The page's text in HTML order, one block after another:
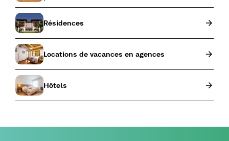
Résidences
Locations de vacances en agences
Hôtels